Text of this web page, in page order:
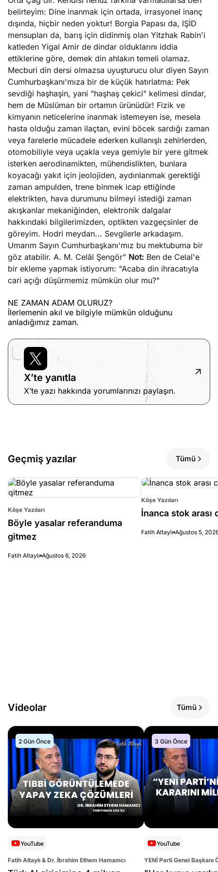
belirteyim: Dine inanmak için ortada, irrasyonel inanç
dışında, hiçbir neden yoktur! Borgia Papası da, IŞİD
mensupları da, barış için didinmiş olan Yitzhak Rabin'i
katleden Yigal Amir de dindar olduklarını iddia
ettiklerine göre, demek din ahlakın temeli olamaz.
Mecburi din dersi olmazsa uyuşturucu olur diyen Sayın
Cumhurbaşkanı'mıza bir de küçük hatırlatma: Pek
sevdiği haşhaşin, yani "haşhaş çekici" kelimesi dindar,
hem de Müslüman bir ortamın ürünüdür! Fizik ve
kimyanın neticelerine inanmak istemeyen ise, mesela
hasta olduğu zaman ilaçtan, evini böcek sardığı zaman
veya farelerle mücadele ederken kullanışlı zehirlerden,
otomobiliyle veya uçakla veya gemiyle bir yere gitmek
isterken aerodinamikten, mühendislikten, bunlara
koyacağı yakıt için jeolojiden, aydınlanmak gerektiği
zaman ampulden, trene binmek icap ettiğinde
elektrikten, hava durumunu bilmeyi istediği zaman
akışkanlar mekaniğinden, elektronik dalgalar
hakkındaki bilgilerimizden, optikten vazgeçsinler de
göreyim. Hodri meydan... Sevgilerle arkadaşım.
Umarım Sayın Cumhurbaşkanı'mız bu mektubuma bir
göz atabilir. A. M. Celâl Şengör" Not: Ben de Celal'e
bir ekleme yapmak istiyorum: "Acaba din ihracatıyla
cari açığı düşürmemiz mümkün olur mu?"
NE ZAMAN ADAM OLURUZ?
İlerlemenin akıl ve bilgiyle mümkün olduğunu
anladığımız zaman.
X’te yanıtla
X’te yazı hakkında yorumlarınızı paylaşın.
Geçmiş yazılar Tümü
Köşe Yazıları
Böyle yasalar referanduma
gitmez
Fatih Altaylı Ağustos 6, 2026
Köşe Yazıları
İnanca stok arası
Fatih Altaylı Ağustos 5,
Videolar Tümü
2 Gün Önce
YouTube
Fatih Altaylı & Dr. İbrahim Ethem Hamamcı
3 Gün Önce
YouTube
YENİ Parti Genel Başkanı
Altaylı